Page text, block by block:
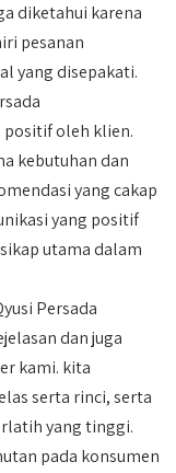
diketahui karena
pesanan
yang disepakati.
positif oleh klien.
kebutuhan dan
yang cakap
yang positif
utama dalam
Persada
dan juga
kami. kita
serta rinci, serta
yang tinggi.
pada konsumen